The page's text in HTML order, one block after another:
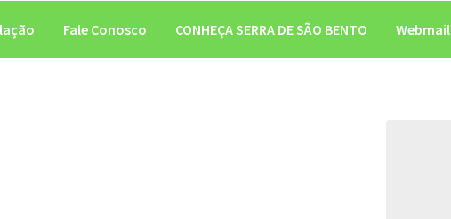
Fale Conosco CONHEÇA SERRA DE SÃO BENTO Webmail